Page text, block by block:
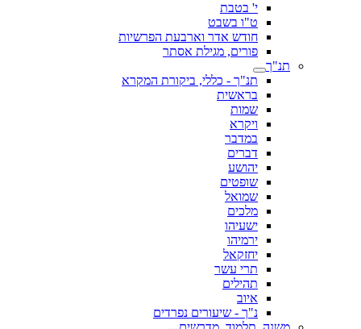
י' בטבת
ט"ו בשבט
חודש אדר וארבעת הפרשיות
פורים, מגילת אסתר
תנ"ך
תנ"ך - כללי, ביקורת המקרא
בראשית
שמות
ויקרא
במדבר
דברים
יהושע
שופטים
שמואל
מלכים
ישעיהו
ירמיהו
יחזקאל
תרי עשר
תהילים
איוב
נ"ך - שיעורים נפרדים